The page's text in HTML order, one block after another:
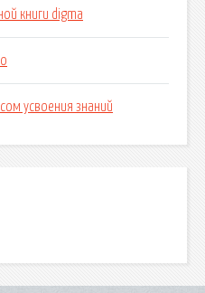
книги digma
усвоения знаний